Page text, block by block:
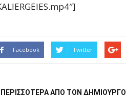
Facebook Twitter
ΠΕΡΙΣΣΟΤΕΡΑ ΑΠΟ ΤΟΝ ΔΗΜΙΟΥΡΓΟ